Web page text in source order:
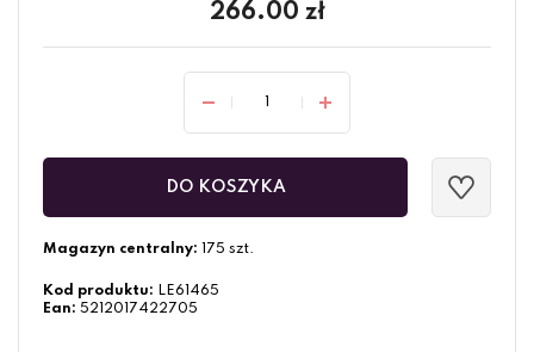
266.00 zł
DO KOSZYKA
Magazyn centralny: 175 szt.
Kod produktu: LE61465
Ean: 5212017422705